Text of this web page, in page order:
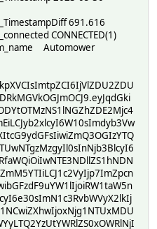
691.616
CONNECTED(1)
Automower